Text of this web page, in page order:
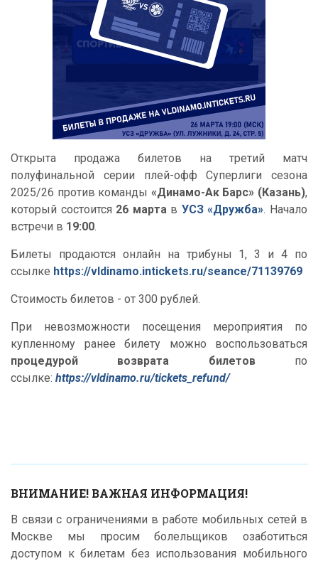
Открыта продажа билетов на третий матч
полуфинальной серии плей-офф Суперлиги сезона
2025/26 против команды «Динамо-Ак Барс» (Казань),
который состоится 26 марта в УСЗ «Дружба». Начало
встречи в 19:00.
Билеты продаются онлайн на трибуны 1, 3 и 4 по
ссылке https://vldinamo.intickets.ru/seance/71139769
Стоимость билетов - от 300 рублей.
При невозможности посещения мероприятия по
купленному ранее билету можно воспользоваться
процедурой возврата билетовпо
ссылке: https://vldinamo.ru/tickets_refund/
ВНИМАНИЕ! ВАЖНАЯ ИНФОРМАЦИЯ!
В связи с ограничениями в работе мобильных сетей в
Москве мы просим болельщиков озаботиться
доступом к билетам без использования мобильного